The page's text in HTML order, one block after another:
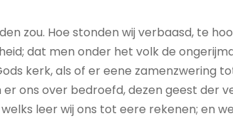
zou. Hoe stonden wij verbaasd, te
dat men onder het volk de
kerk, als of er eene zamenzwering
ons over bedroefd, dezen geest
leer wij ons tot eere rekenen; en